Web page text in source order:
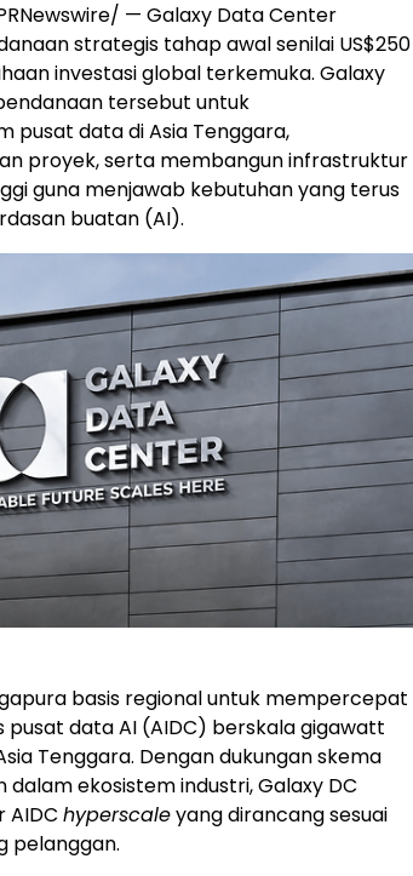
— Galaxy Data Center
strategis tahap awal senilai US$250
investasi global terkemuka. Galaxy
tersebut untuk
pusat data di Asia Tenggara,
proyek, serta membangun infrastruktur
guna menjawab kebutuhan yang terus
buatan (AI).
basis regional untuk mempercepat
data AI (AIDC) berskala gigawatt
Tenggara. Dengan dukungan skema
ekosistem industri, Galaxy DC
AIDC hyperscaleyang dirancang sesuai
pelanggan.